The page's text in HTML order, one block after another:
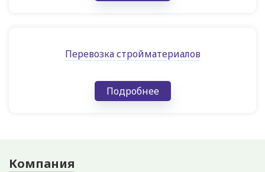
Перевозка стройматериалов
Подробнее
Компания